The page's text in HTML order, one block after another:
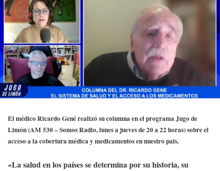
El médico Ricardo Gené realizó su columna en el programa Jugo de
Limón (AM 530 – Somos Radio, lunes a jueves de 20 a 22 horas) sobre el
acceso a la cobertura médica y medicamentos en nuestro pais.
«La salud en los países se determina por su historia, su